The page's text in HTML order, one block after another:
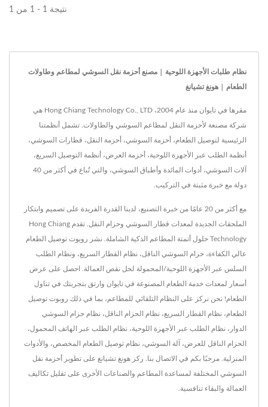
نتيجة 1 - 1 من 1
نظام طلبات الأجهزة اللوحية | مصنع أحزمة نقل السوشي لمطاعم وطاولات
الطعام | هونغ تشيانغ
مقرها في تايوان منذ عام 2004، Hong Chiang Technology Co., LTD هي
شركة مصنعة لأحزمة النقل لمطاعم السوشي والطاولات. تشمل أنظمتنا
الرئيسية لتوصيل الطعام، أحزمة السوشي، أحزمة النقل، قطارات السوشي،
أنظمة الطلب عبر الأجهزة اللوحية، أحزمة العرض، أنظمة التوصيل السريع،
آلات السوشي، أدوات المائدة وأطباق السوشي، والتي تُباع في أكثر من 40
دولة مع خبرة مثبتة في التركيب.
مع أكثر من 20 عامًا من خبرة التصنيع، لدينا القدرة الفريدة على تصميم وابتكار
الملحقات الجديدة لمعدات قطار السوشي وحزام النقل. تقدم Hong Chiang
Technology حلول أتمتة المطاعم الذكية الشاملة. نشر روبوت توصيل الطعام
عالي الكفاءة، حزام السوشي الناقل، نظام القطار السريع، ونظام الطلب
السلس عبر الأجهزة اللوحية/المحمولة لحل نقص العمالة. احصل على عرض
أسعار لمعدات خدمة الطعام المصنوعة في تايوان وارتق بتجربتك في تناول
الطعام! نحن نركز على النظام التلقائي للمطاعم، بما في ذلك روبوت توصيل
الطعام، نظام القطار السريع، نظام الحزام الناقل، نظام حزام السوشي
الدوار، نظام الطلب عبر الأجهزة اللوحية، نظام الطلب عبر الهاتف المحمول،
الحزام الناقل للعرض، آلة السوشي، نظام توصيل الطعام المخصص، والأدوات
المنزلية. مرحبًا بكم في الاتصال بنا. ركز هونغ تشيانغ على تطوير أحزمة نقل
السوشي المختلفة لمساعدة المطاعم والصناعات الأخرى على تقليل تكاليف
العمالة والبقاء تنافسية.